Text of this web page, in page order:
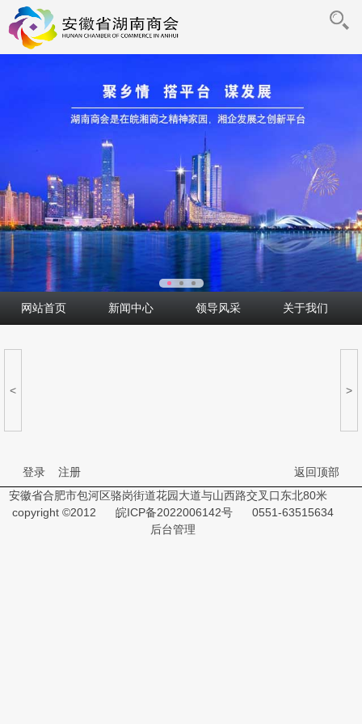
网站首页 新闻中心 领导风采 关于我们
< >
登录 注册
返回顶部
安徽省合肥市包河区骆岗街道花园大道与山西路交叉口东北80米
copyright ©2012
皖ICP备2022006142号
0551-63515634
后台管理